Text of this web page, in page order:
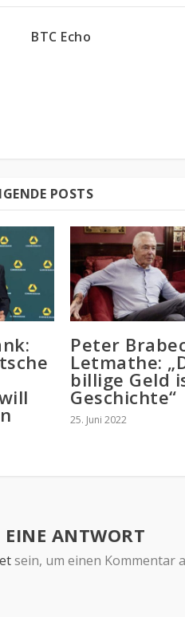
BTC Echo
POSTS
Peter
Letmathe:
billige Geld
Geschichte“
25. Juni 2022
EINE ANTWORT
sein, um einen Kommentar